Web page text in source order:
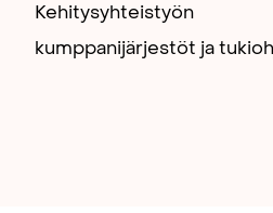
Kehitysyhteistyön
kumppanijärjestöt ja